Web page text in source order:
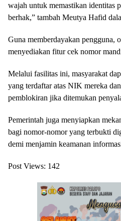
wajah untuk memastikan identitas
berhak,” tambah Meutya Hafid
Guna memberdayakan pengguna,
menyediakan fitur cek nomor
Melalui fasilitas ini, masyarakat
yang terdaftar atas NIK mereka
pemblokiran jika ditemukan
Pemerintah juga menyiapkan
bagi nomor-nomor yang terbukti
demi menjamin keamanan
Post Views: 142